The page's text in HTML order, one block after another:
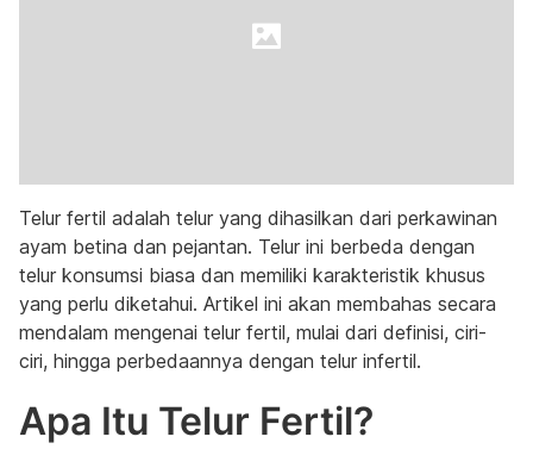
Telur fertil adalah telur yang dihasilkan dari perkawinan
ayam betina dan pejantan. Telur ini berbeda dengan
telur konsumsi biasa dan memiliki karakteristik khusus
yang perlu diketahui. Artikel ini akan membahas secara
mendalam mengenai telur fertil, mulai dari definisi, ciri-
ciri, hingga perbedaannya dengan telur infertil.
Apa Itu Telur Fertil?